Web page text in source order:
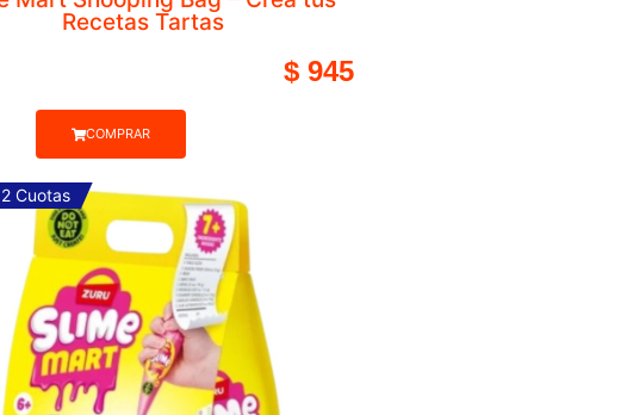
Pizarra Magnética Viste a los Personajes